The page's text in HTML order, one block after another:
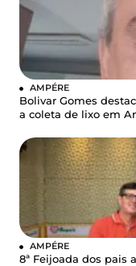
AMPÉRE
Bolivar Gomes
a coleta de lixo em
AMPÉRE
8ª Feijoada dos pais